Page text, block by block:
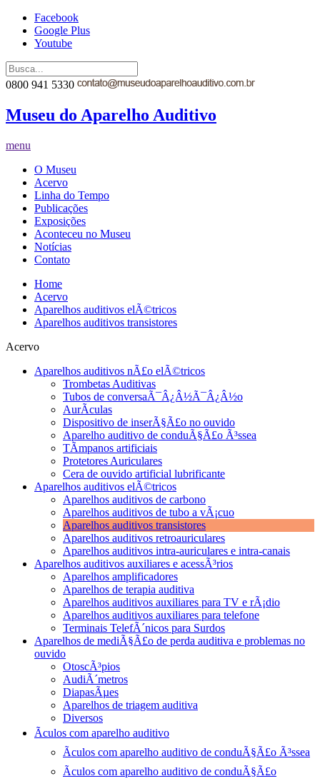
Facebook
Google Plus
Youtube
0800 941 5330
Museu do Aparelho Auditivo
menu
O Museu
Acervo
Linha do Tempo
Publicações
Exposições
Aconteceu no Museu
Notícias
Contato
Home
Acervo
Aparelhos auditivos elÃ©tricos
Aparelhos auditivos transistores
Acervo
Aparelhos auditivos nÃ£o elÃ©tricos
Trombetas Auditivas
Tubos de conversaÃ¯Â¿Â½Ã¯Â¿Â½o
AurÃ­culas
Dispositivo de inserÃ§Ã£o no ouvido
Aparelho auditivo de conduÃ§Ã£o Ã³ssea
TÃ­mpanos artificiais
Protetores Auriculares
Cera de ouvido artificial lubrificante
Aparelhos auditivos elÃ©tricos
Aparelhos auditivos de carbono
Aparelhos auditivos de tubo a vÃ¡cuo
Aparelhos auditivos transistores
Aparelhos auditivos retroauriculares
Aparelhos auditivos intra-auriculares e intra-canais
Aparelhos auditivos auxiliares e acessÃ³rios
Aparelhos amplificadores
Aparelhos de terapia auditiva
Aparelhos auditivos auxiliares para TV e rÃ¡dio
Aparelhos auditivos auxiliares para telefone
Terminais TelefÃ´nicos para Surdos
Aparelhos de mediÃ§Ã£o de perda auditiva e problemas no
ouvido
OtoscÃ³pios
AudiÃ´metros
DiapasÃµes
Aparelhos de triagem auditiva
Diversos
Ãculos com aparelho auditivo
Ãculos com aparelho auditivo de conduÃ§Ã£o Ã³ssea
Ãculos com aparelho auditivo de conduÃ§Ã£o